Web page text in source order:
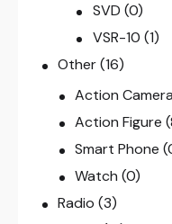
SVD (0)
VSR-10 (1)
Other(16)
Action Camera
Action Figure
Smart Phone
Watch (0)
Radio (3)